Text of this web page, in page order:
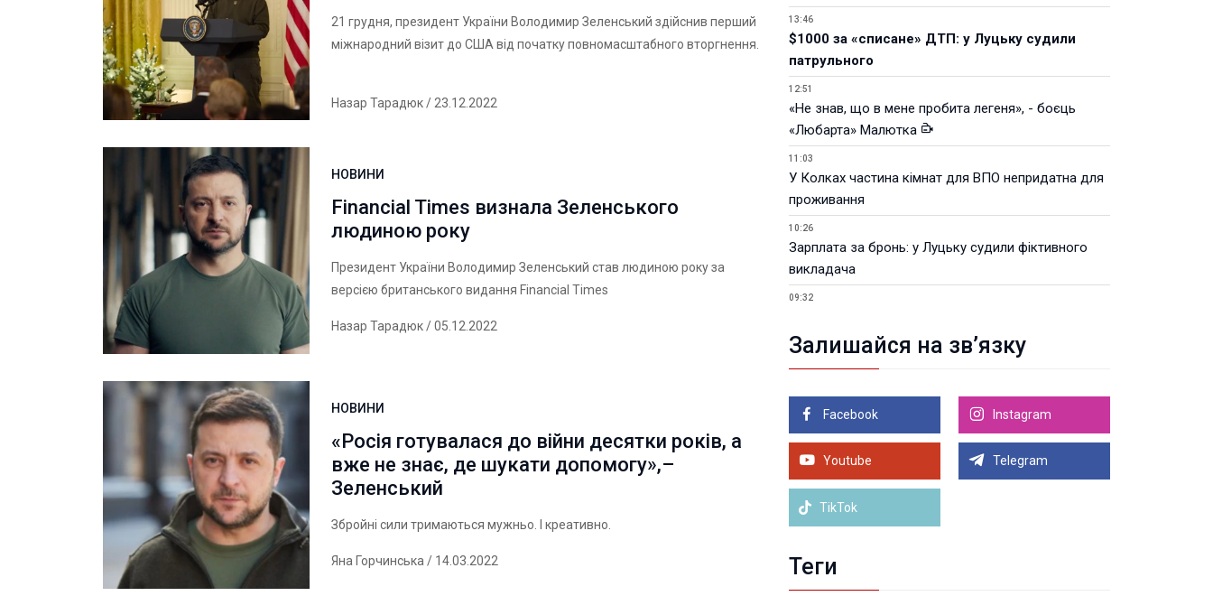
21 грудня, президент України Володимир Зеленський здійснив перший
міжнародний візит до США від початку повномасштабного вторгнення.
Назар Тарадюк/ 23.12.2022
НОВИНИ
Financial Times визнала Зеленського
людиною року
Президент України Володимир Зеленський став людиною року за
версією британського видання Financial Times
Назар Тарадюк/ 05.12.2022
НОВИНИ
«Росія готувалася до війни десятки років, а
вже не знає, де шукати допомогу»,–
Зеленський
Збройні сили тримаються мужньо. І креативно.
Яна Горчинська / 14.03.2022
13:46
$1000 за «списане» ДТП: у Луцьку судили
патрульного
12:51
«Не знав, що в мене пробита легеня», - боєць
«Любарта» Малютка
11:03
У Колках частина кімнат для ВПО непридатна для
проживання
10:26
Зарплата за бронь: у Луцьку судили фіктивного
викладача
09:32
05.08.2026 21:18
Порівняння телеоб'єктивів Sigma Sports та Sony G-
05.08.2026 21:00
У Луцьку на 99,9% готовий новий Державний
ветеранський простір. ВІДЕО
Більше новин
Залишайся на зв’язку
Facebook Instagram
Youtube Telegram
TikTok
Теги